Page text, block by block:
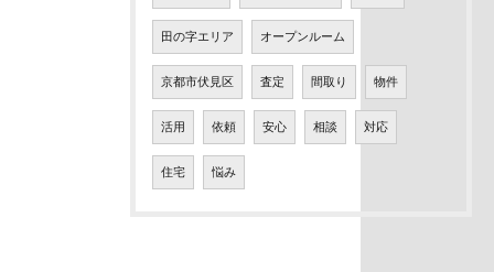
田の字エリア オープンルーム
京都市伏見区 査定 間取り 物件
活用 依頼 安心 相談 対応
住宅 悩み